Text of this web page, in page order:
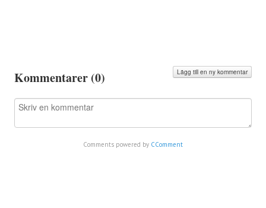
Kommentarer (0) Lägg till en ny kommentar
Comments powered by CComment